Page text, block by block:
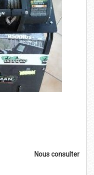
Nous consulter